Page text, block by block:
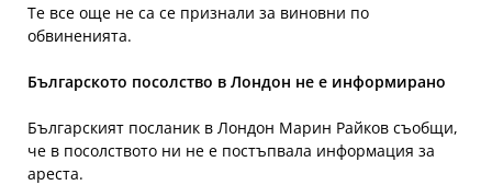
Те все още не са се признали за виновни по
обвиненията.
Българското посолство в Лондон не е информирано
Българският посланик в Лондон Марин Райков съобщи,
че в посолството ни не е постъпвала информация за
ареста.